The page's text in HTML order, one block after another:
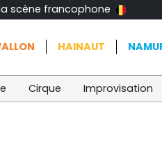
scène francophone
HAINAUT
Cirque Improvisation